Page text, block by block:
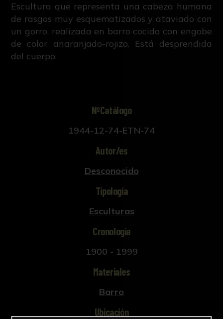
Escultura que representa una cabeza humana
de rasgos muy esquematizados y ataviado con
un gorro, realizada en barro cocido con engobe
de color anaranjado-rojizo. Está desprendida
del cuerpo.
NºCatálogo
1944-12-74-ETN-74
Autor/es
Desconocido
Tipología
Esculturas
Cronología
1900 - 1999
Materiales
Barro
Ubicación